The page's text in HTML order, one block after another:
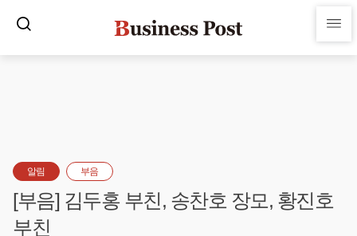
알림 부음
[부음] 김두홍 부친, 송찬호 장모, 황진호
부친